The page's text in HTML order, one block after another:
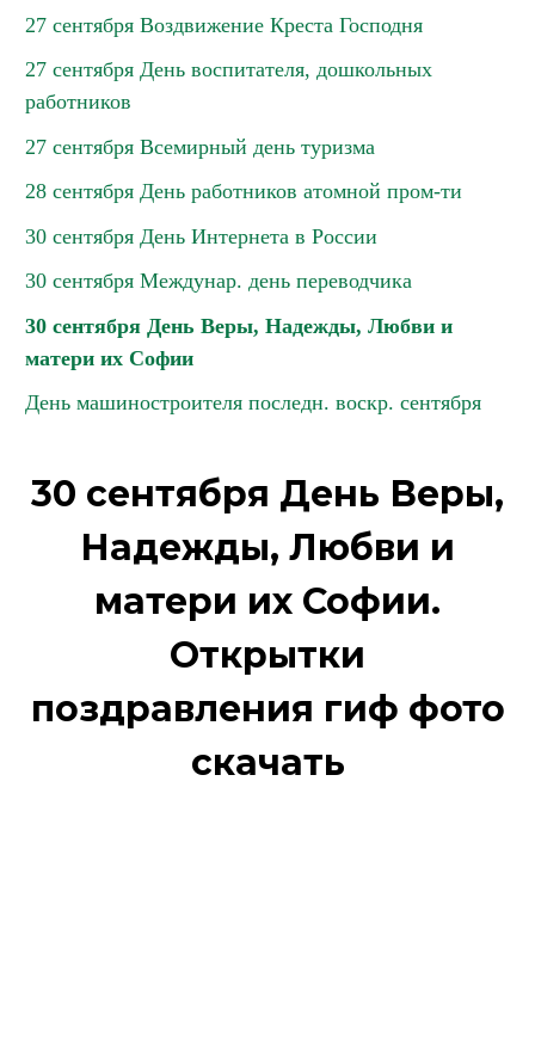
27 сентября Воздвижение Креста Господня
27 сентября День воспитателя, дошкольных
работников
27 сентября Всемирный день туризма
28 сентября День работников атомной пром-ти
30 сентября День Интернета в России
30 сентября Междунар. день переводчика
30 сентября День Веры, Надежды, Любви и
матери их Софии
День машиностроителя последн. воскр. сентября
30 сентября День Веры,
Надежды, Любви и
матери их Софии.
Открытки
поздравления гиф фото
скачать